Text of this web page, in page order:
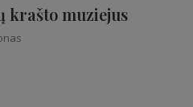
krašto muziejus